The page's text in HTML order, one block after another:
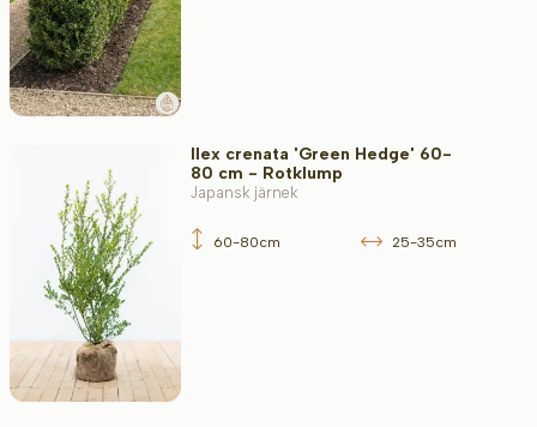
Ilex crenata 'Green Hedge' 60-
80 cm - Rotklump
Japansk järnek
60-80cm 25-35cm